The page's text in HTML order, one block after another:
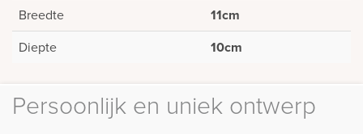
Breedte 11cm
Diepte 10cm
Persoonlijk en uniek ontwerp